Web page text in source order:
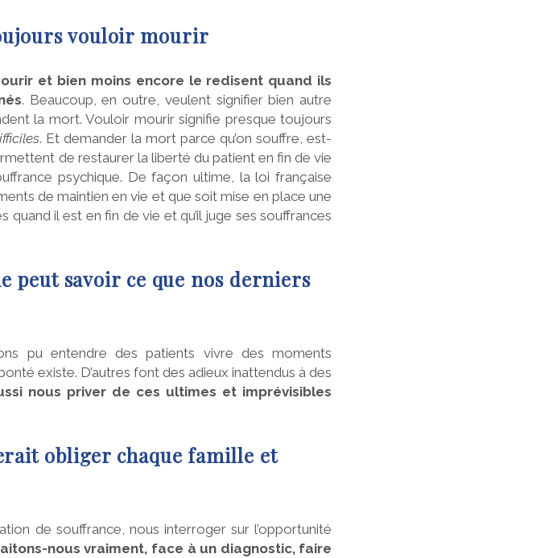
vouloir mourir
et bien moins encore le redisent quand ils
. Beaucoup, en outre, veulent signifier bien autre
la mort. Vouloir mourir signifie presque toujours
. Et demander la mort parce qu’on souffre, est-
de restaurer la liberté du patient en fin de vie
psychique. De façon ultime, la loi française
de maintien en vie et que soit mise en place une
il est en fin de vie et qu’il juge ses souffrances
peut savoir ce que nos derniers
pu entendre des patients vivre des moments
existe. D’autres font des adieux inattendus à des
nous priver de ces ultimes et imprévisibles
obliger chaque famille et
de souffrance, nous interroger sur l’opportunité
nous vraiment, face à un diagnostic, faire